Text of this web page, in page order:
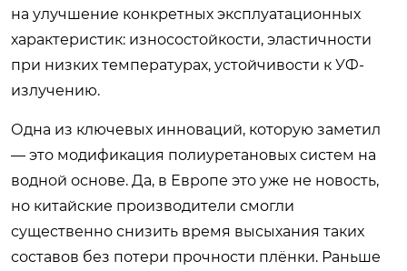
на улучшение конкретных эксплуатационных
характеристик: износостойкости, эластичности
при низких температурах, устойчивости к УФ-
излучению.
Одна из ключевых инноваций, которую заметил
— это модификация полиуретановых систем на
водной основе. Да, в Европе это уже не новость,
но китайские производители смогли
существенно снизить время высыхания таких
составов без потери прочности плёнки. Раньше